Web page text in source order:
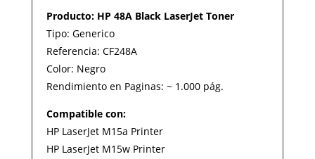
Producto: HP 48A Black LaserJet Toner
Tipo: Generico
Referencia: CF248A
Color: Negro
Rendimiento en Paginas: ~ 1.000 pág.
Compatible con:
HP LaserJet M15a Printer
HP LaserJet M15w Printer